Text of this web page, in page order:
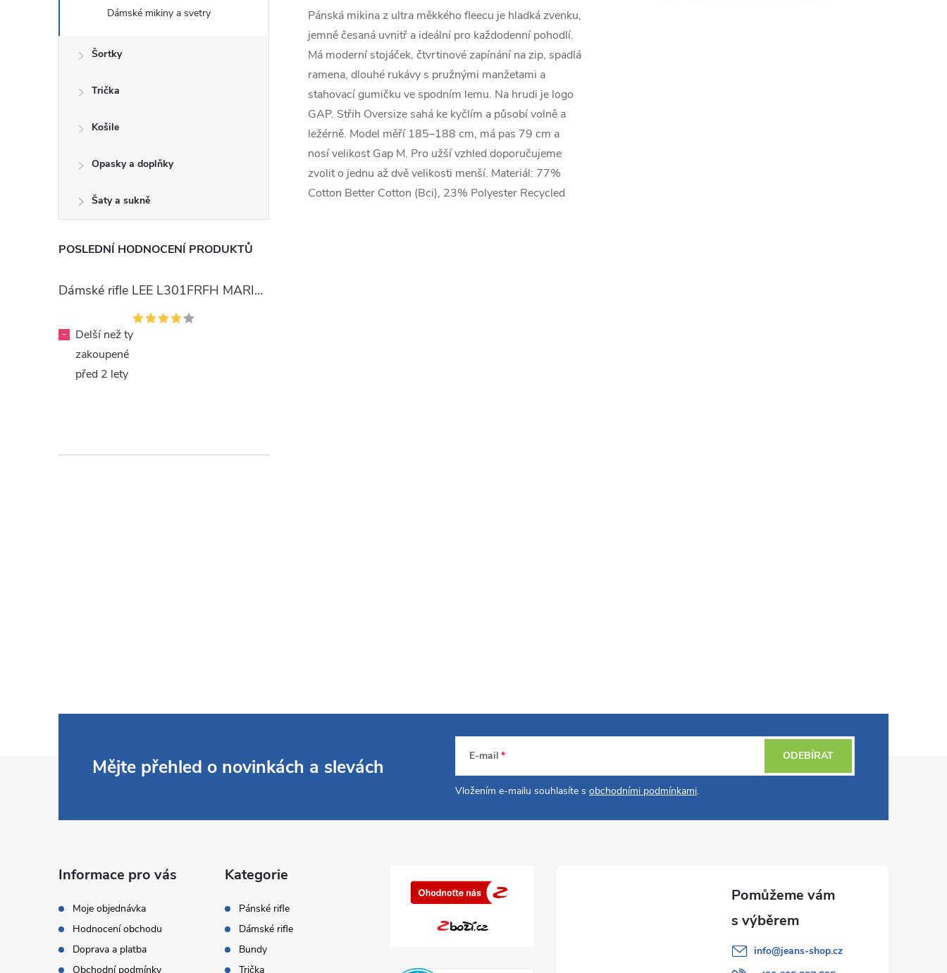
Dámské mikiny a svetry
Šortky
Trička
Košile
Opasky a doplňky
Šaty a sukně
POSLEDNÍ HODNOCENÍ PRODUKTŮ
Dámské rifle LEE L301FRFH MARION STRAIGHT RINSE
-
Delší než ty
zakoupené
před 2 lety
Pánská mikina z ultra měkkého fleecu je hladká zvenku,
jemně česaná uvnitř a ideální pro každodenní pohodlí.
Má moderní stojáček, čtvrtinové zapínání na zip, spadlá
ramena, dlouhé rukávy s pružnými manžetami a
stahovací gumičku ve spodním lemu. Na hrudi je logo
GAP. Střih Oversize sahá ke kyčlím a působí volně a
ležérně. Model měří 185–188 cm, má pas 79 cm a
nosí velikost Gap M. Pro užší vzhled doporučujeme
zvolit o jednu až dvě velikosti menší. Materiál: 77%
Cotton Better Cotton (Bci), 23% Polyester Recycled
Mějte přehled o novinkách a slevách E-mail
Vložením e-mailu souhlasíte s obchodními podmínkami.
ODEBÍRAT
Informace pro vás
Moje objednávka
Hodnocení obchodu
Doprava a platba
Obchodní podmínky
Kategorie
Pánské rifle
Dámské rifle
Bundy
Trička
info@jeans-shop.cz